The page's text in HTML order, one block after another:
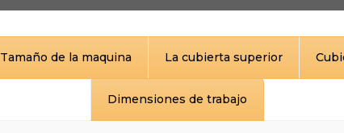
Tamaño de la maquina La cubierta superior
Dimensiones de trabajo